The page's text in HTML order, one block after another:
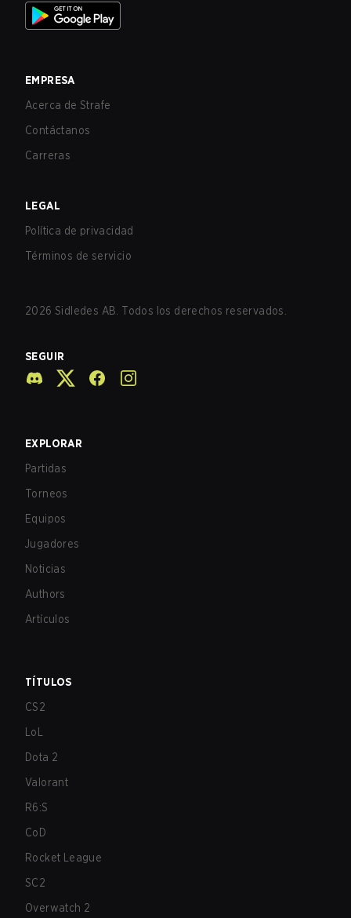
EMPRESA
Acerca de Strafe
Contáctanos
Carreras
LEGAL
Política de privacidad
Términos de servicio
2026 Sidledes AB. Todos los derechos reservados.
SEGUIR
EXPLORAR
Partidas
Torneos
Equipos
Jugadores
Noticias
Authors
Artículos
TÍTULOS
CS2
LoL
Dota 2
Valorant
R6:S
CoD
Rocket League
SC2
Overwatch 2